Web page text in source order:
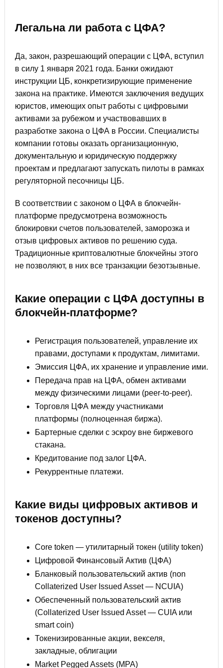
Легальна ли работа с ЦФА?
Да, закон, разрешающий операции с ЦФА, вступил
в силу 1 января 2021 года. Банки ожидают
инструкции ЦБ, конкретизирующие применение
закона на практике. Имеются заключения ведущих
юристов, имеющих опыт работы с цифровыми
активами за рубежом и участвовавших в
разработке закона о ЦФА в России. Специалисты
компании готовы оказать организационную,
документальную и юридическую поддержку
проектам и предлагают запускать пилоты в рамках
регуляторной песочницы ЦБ.
В соответствии с законом о ЦФА в блокчейн-
платформе предусмотрена возможность
блокировки счетов пользователей, заморозка и
отзыв цифровых активов по решению суда.
Традиционные криптовалютные блокчейны этого
не позволяют, в них все транзакции безотзывные.
Какие операции с ЦФА доступны в
блокчейн-платформе?
Регистрация пользователей, управление их
правами, доступами к продуктам, лимитами.
Эмиссия ЦФА, их хранение и управление ими.
Передача прав на ЦФА, обмен активами
между физическими лицами (peer-to-peer).
Торговля ЦФА между участниками
платформы (полноценная биржа).
Бартерные сделки с эскроу вне биржевого
стакана.
Кредитование под залог ЦФА.
Рекуррентные платежи.
Какие виды цифровых активов и
токенов доступны?
Core token — утилитарный токен (utility token)
Цифровой Финансовый Актив (ЦФА)
Бланковый пользовательский актив (non
Collaterized User Issued Asset — NCUIA)
Обеспеченный пользовательский актив
(Collaterized User Issued Asset — CUIA или
smart coin)
Токенизированные акции, векселя,
закладные, облигации
Market Pegged Assets (MPA)